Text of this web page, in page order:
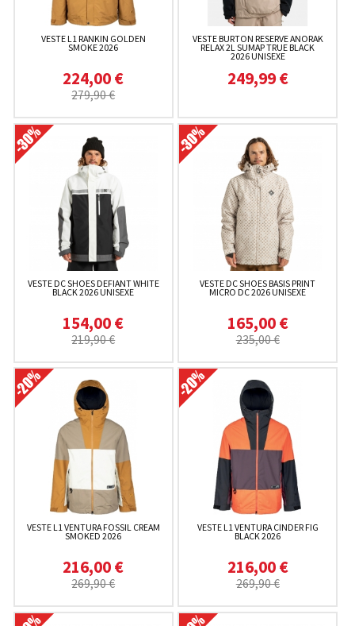
VESTE L1 RANKIN GOLDEN
SMOKE 2026
224,00 €
279,90 €
VESTE BURTON RESERVE ANORAK
RELAX 2L SUMAP TRUE BLACK
2026 UNISEXE
249,99 €
VESTE DC SHOES DEFIANT WHITE
BLACK 2026 UNISEXE
154,00 €
219,90 €
VESTE DC SHOES BASIS PRINT
MICRO DC 2026 UNISEXE
165,00 €
235,00 €
VESTE L1 VENTURA FOSSIL CREAM
SMOKED 2026
216,00 €
269,90 €
VESTE L1 VENTURA CINDER FIG
BLACK 2026
216,00 €
269,90 €